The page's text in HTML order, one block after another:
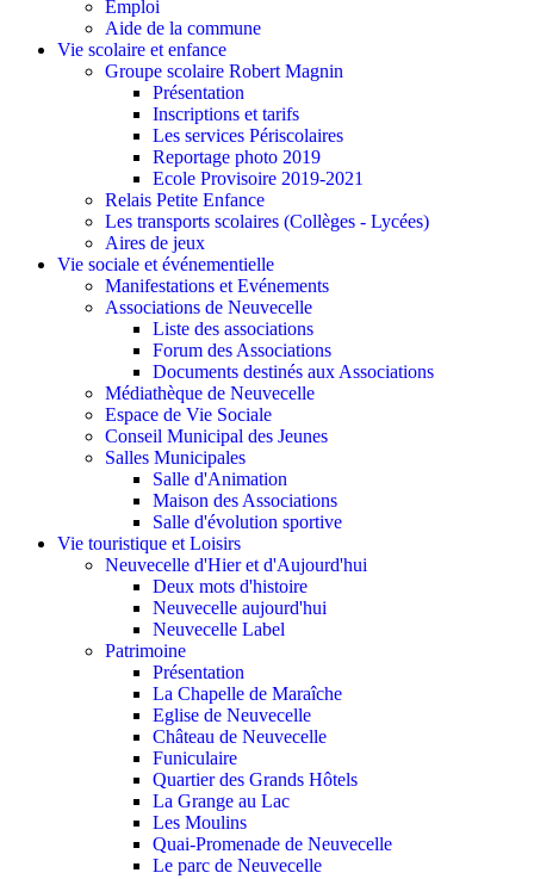
Emploi
Aide de la commune
Vie scolaire et enfance
Groupe scolaire Robert Magnin
Présentation
Inscriptions et tarifs
Les services Périscolaires
Reportage photo 2019
Ecole Provisoire 2019-2021
Relais Petite Enfance
Les transports scolaires (Collèges - Lycées)
Aires de jeux
Vie sociale et événementielle
Manifestations et Evénements
Associations de Neuvecelle
Liste des associations
Forum des Associations
Documents destinés aux Associations
Médiathèque de Neuvecelle
Espace de Vie Sociale
Conseil Municipal des Jeunes
Salles Municipales
Salle d'Animation
Maison des Associations
Salle d'évolution sportive
Vie touristique et Loisirs
Neuvecelle d'Hier et d'Aujourd'hui
Deux mots d'histoire
Neuvecelle aujourd'hui
Neuvecelle Label
Patrimoine
Présentation
La Chapelle de Maraîche
Eglise de Neuvecelle
Château de Neuvecelle
Funiculaire
Quartier des Grands Hôtels
La Grange au Lac
Les Moulins
Quai-Promenade de Neuvecelle
Le parc de Neuvecelle